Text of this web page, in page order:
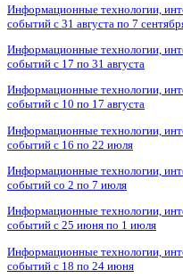
Информационные технологии,
событий с 31 августа по 7
Информационные технологии,
событий с 17 по 31 августа
Информационные технологии,
событий с 10 по 17 августа
Информационные технологии,
событий с 16 по 22 июля
Информационные технологии,
событий со 2 по 7 июля
Информационные технологии,
событий с 25 июня по 1 июля
Информационные технологии,
событий с 18 по 24 июня